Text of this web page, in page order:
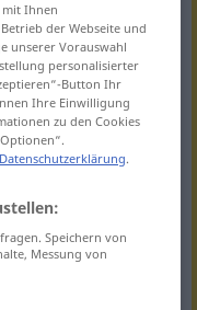
mit Ihnen
der Webseite und
unserer Vorauswahl
personalisierter
Button Ihr
Ihre Einwilligung
zu den Cookies
Datenschutzerklärung.
Speichern von
Messung von